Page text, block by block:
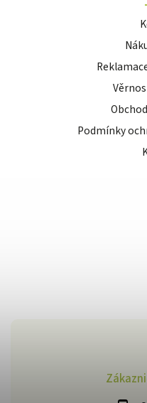
Podmínky